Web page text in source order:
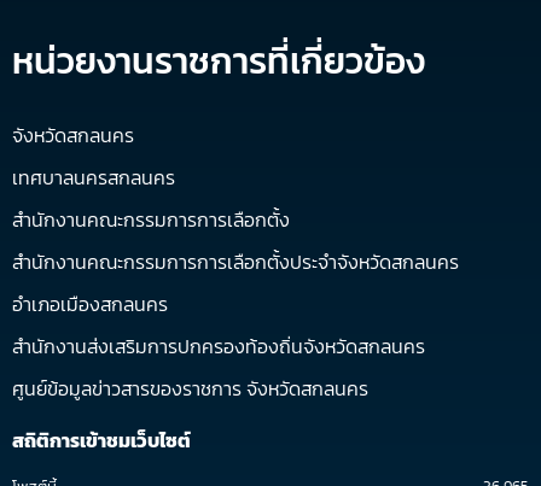
หน่วยงานราชการที่เกี่ยวข้อง
จังหวัดสกลนคร
เทศบาลนครสกลนคร
สำนักงานคณะกรรมการการเลือกตั้ง
สำนักงานคณะกรรมการการเลือกตั้งประจำจังหวัดสกลนคร
อำเภอเมืองสกลนคร
สำนักงานส่งเสริมการปกครองท้องถิ่นจังหวัดสกลนคร
ศูนย์ข้อมูลข่าวสารของราชการ จังหวัดสกลนคร
สถิติการเข้าชมเว็บไซต์